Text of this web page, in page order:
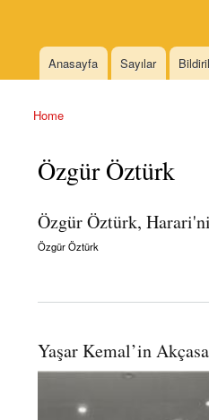
Main menu
Anasayfa Sayılar
You are here
Home
Özgür Öztürk
Özgür Öztürk,
Özgür Öztürk
Yaşar Kemal’in